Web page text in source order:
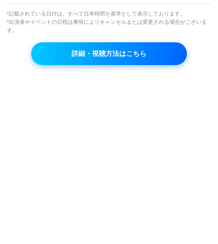
*記載されている日付は、すべて日本時間を基準として表示しております。
*出演者やイベントの日程は事情によりキャンセルまたは変更される場合がございま
す。
詳細・視聴方法はこちら